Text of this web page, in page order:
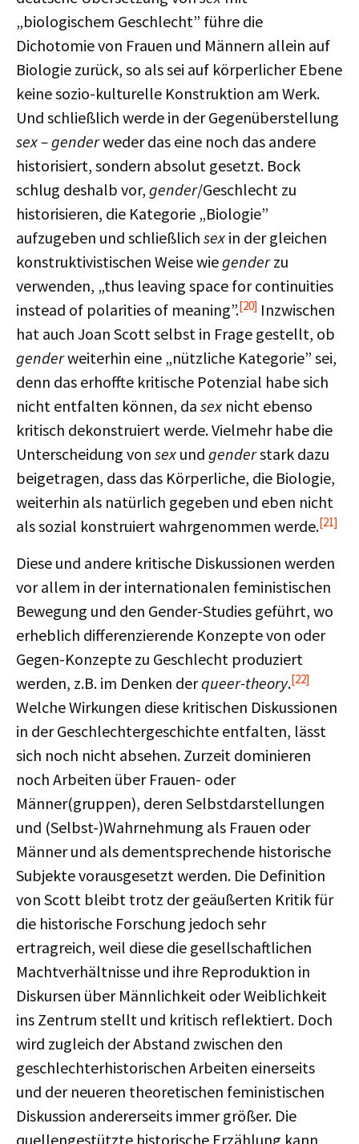
„biologischem Geschlecht” führe die
Dichotomie von Frauen und Männern allein auf
Biologie zurück, so als sei auf körperlicher Ebene
keine sozio-kulturelle Konstruktion am Werk.
Und schließlich werde in der Gegenüberstellung
sex – genderweder das eine noch das andere
historisiert, sondern absolut gesetzt. Bock
schlug deshalb vor, gender/Geschlecht zu
historisieren, die Kategorie „Biologie”
aufzugeben und schließlich sex in der gleichen
konstruktivistischen Weise wiegenderzu
verwenden, „thus leaving space for continuities
instead of polarities of meaning”.[20] Inzwischen
hat auch Joan Scott selbst in Frage gestellt, ob
genderweiterhin eine „nützliche Kategorie” sei,
denn das erhoffte kritische Potenzial habe sich
nicht entfalten können, da sex nicht ebenso
kritisch dekonstruiert werde. Vielmehr habe die
Unterscheidung von sex und genderstark dazu
beigetragen, dass das Körperliche, die Biologie,
weiterhin als natürlich gegeben und eben nicht
als sozial konstruiert wahrgenommen werde.[21]
Diese und andere kritische Diskussionen werden
vor allem in der internationalen feministischen
Bewegung und den Gender-Studies geführt, wo
erheblich differenzierende Konzepte von oder
Gegen-Konzepte zu Geschlecht produziert
werden, z.B. im Denken derqueer-theory.[22]
Welche Wirkungen diese kritischen Diskussionen
in der Geschlechtergeschichte entfalten, lässt
sich noch nicht absehen. Zurzeit dominieren
noch Arbeiten über Frauen- oder
Männer(gruppen), deren Selbstdarstellungen
und (Selbst-)Wahrnehmung als Frauen oder
Männer und als dementsprechende historische
Subjekte vorausgesetzt werden. Die Definition
von Scott bleibt trotz der geäußerten Kritik für
die historische Forschung jedoch sehr
ertragreich, weil diese die gesellschaftlichen
Machtverhältnisse und ihre Reproduktion in
Diskursen über Männlichkeit oder Weiblichkeit
ins Zentrum stellt und kritisch reflektiert. Doch
wird zugleich der Abstand zwischen den
geschlechterhistorischen Arbeiten einerseits
und der neueren theoretischen feministischen
Diskussion andererseits immer größer. Die
quellengestützte historische Erzählung kann